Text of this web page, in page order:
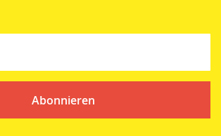
Abonnieren